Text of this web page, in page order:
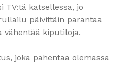
TV:tä katsellessa, jo
päivittäin parantaa
vähentää kiputiloja.
joka pahentaa olemassa